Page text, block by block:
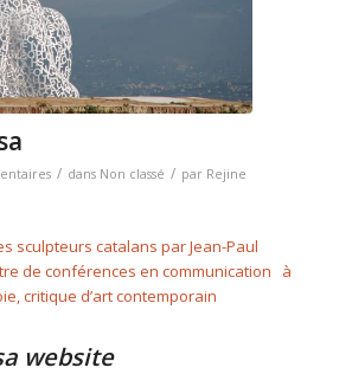
/ dans Non classé / par Rejine
sculpteurs catalans parJean-Paul
de conférences en communication à
critique d’art contemporain
website